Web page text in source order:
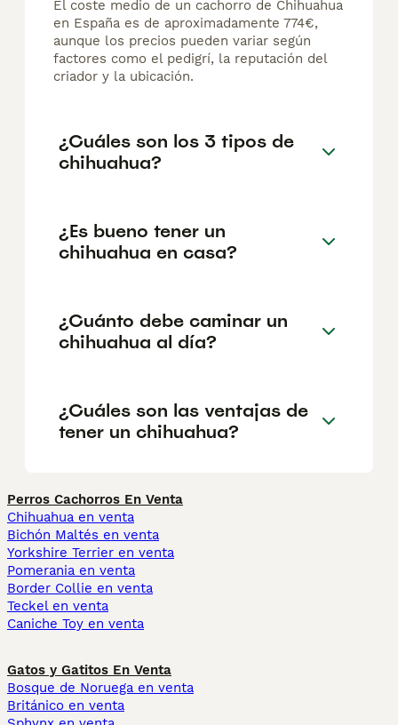
El coste medio de un cachorro de Chihuahua
en España es de aproximadamente 774€,
aunque los precios pueden variar según
factores como el pedigrí, la reputación del
criador y la ubicación.
¿Cuáles son los 3 tipos de
chihuahua?
¿Es bueno tener un
chihuahua en casa?
¿Cuánto debe caminar un
chihuahua al día?
¿Cuáles son las ventajas de
tener un chihuahua?
Perros Cachorros En Venta
Chihuahua en venta
Bichón Maltés en venta
Yorkshire Terrier en venta
Pomerania en venta
Border Collie en venta
Teckel en venta
Caniche Toy en venta
Gatos y Gatitos En Venta
Bosque de Noruega en venta
Británico en venta